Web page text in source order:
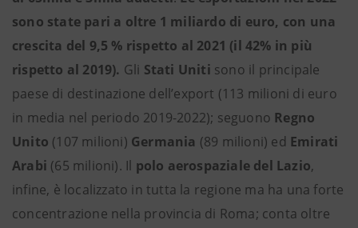
sono state pari a oltre 1 miliardo di euro, con una
crescita del 9,5 % rispetto al 2021 (il 42% in più
rispetto al 2019). Gli Stati Uniti sono il principale
paese di destinazione dell’export (113 milioni di euro
in media nel periodo 2019-2022); seguono Regno
Unito (107 milioni) Germania (89 milioni) ed Emirati
Arabi (65 milioni). Il polo aerospaziale del Lazio,
infine, è localizzato in tutta la regione ma ha una forte
concentrazione nella provincia di Roma; conta oltre